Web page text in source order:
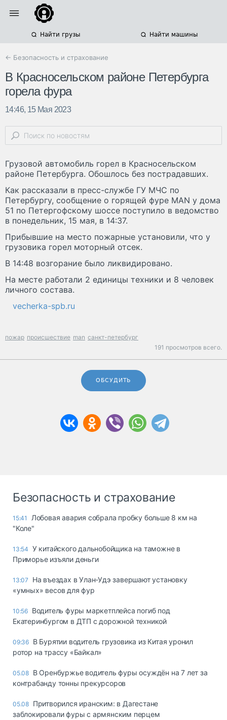
Найти грузы Найти машины
← Безопасность и страхование
В Красносельском районе Петербурга
горела фура
14:46, 15 Мая 2023
Грузовой автомобиль горел в Красносельском
районе Петербурга. Обошлось без пострадавших.
Как рассказали в пресс-службе ГУ МЧС по
Петербургу, сообщение о горящей фуре MAN у дома
51 по Петергофскому шоссе поступило в ведомство
в понедельник, 15 мая, в 14:37.
Прибывшие на место пожарные установили, что у
грузовика горел моторный отсек.
В 14:48 возгорание было ликвидировано.
На месте работали 2 единицы техники и 8 человек
личного состава.
vecherka-spb.ru
пожар происшествие man санкт-петербург
191 просмотров всего.
ОБСУДИТЬ
Безопасность и страхование
15:41
Лобовая авария собрала пробку больше 8 км на
"Коле"
13:54 У китайского дальнобойщика на таможне в
Приморье изъяли деньги
13:07
Ha въeздax в Улaн-Удэ зaвepшaют ycтaнoвкy
«yмныx» вecoв для фyp
10:56 Водитель фуры маркетплейса погиб под
Екатеринбургом в ДТП с дорожной техникой
09:36 В Бурятии водитель грузовика из Китая уронил
ротор на трассу «Байкал»
05.08 В Оренбуржье водитель фуры осуждён на 7 лет за
контрабанду тонны прекурсоров
05.08 Притворился иранским: в Дагестане
заблокировали фуры с армянским перцем